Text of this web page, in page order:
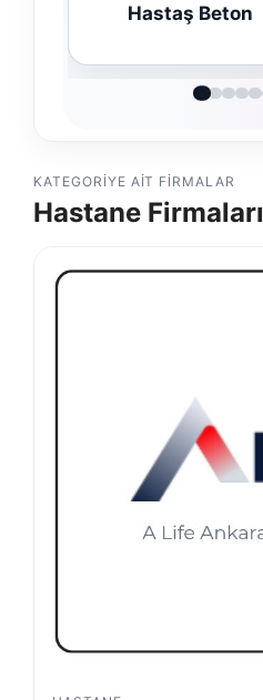
Enes Kaplan
KATEGORIYE AIT FIRMALAR
Hastane Firmaları